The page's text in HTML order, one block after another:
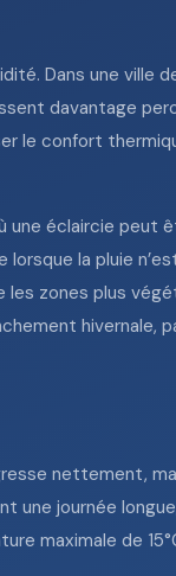
Dans une ville
davantage
le confort
éclaircie peut
la pluie
zones plus
hivernale,
nettement,
une journée
maximale de